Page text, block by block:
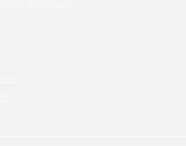
extérieure